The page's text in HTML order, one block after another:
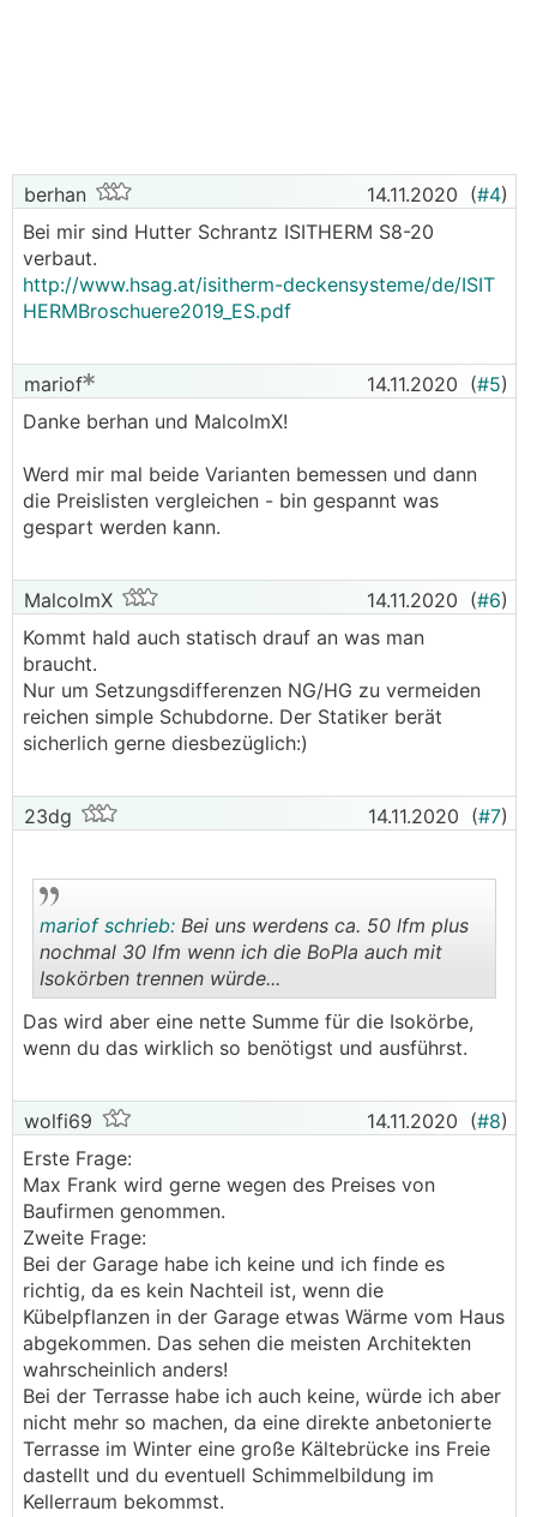
berhan 14.11.2020 (#4)
Bei mir sind Hutter Schrantz ISITHERM S8-20
verbaut.
http://www.hsag.at/isitherm-deckensysteme/de/ISIT
HERMBroschuere2019_ES.pdf
mariof 14.11.2020 (#5)
Danke berhan und MalcolmX!
Werd mir mal beide Varianten bemessen und dann
die Preislisten vergleichen - bin gespannt was
gespart werden kann.
MalcolmX 14.11.2020 (#6)
Kommt hald auch statisch drauf an was man
braucht.
Nur um Setzungsdifferenzen NG/HG zu vermeiden
reichen simple Schubdorne. Der Statiker berät
sicherlich gerne diesbezüglich:)
23dg 14.11.2020 (#7)
..
mariof schrieb: Bei uns werdens ca. 50 lfm plus
nochmal 30 lfm wenn ich die BoPla auch mit
Isokörben trennen würde...
Das wird aber eine nette Summe für die Isokörbe,
wenn du das wirklich so benötigst und ausführst.
wolfi69 14.11.2020 (#8)
Erste Frage:
Max Frank wird gerne wegen des Preises von
Baufirmen genommen.
Zweite Frage:
Bei der Garage habe ich keine und ich finde es
richtig, da es kein Nachteil ist, wenn die
Kübelpflanzen in der Garage etwas Wärme vom Haus
abgekommen. Das sehen die meisten Architekten
wahrscheinlich anders!
Bei der Terrasse habe ich auch keine, würde ich aber
nicht mehr so machen, da eine direkte anbetonierte
Terrasse im Winter eine große Kältebrücke ins Freie
dastellt und du eventuell Schimmelbildung im
Kellerraum bekommst.